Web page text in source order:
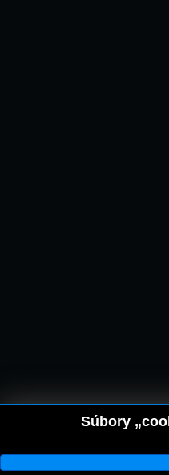
Súbory